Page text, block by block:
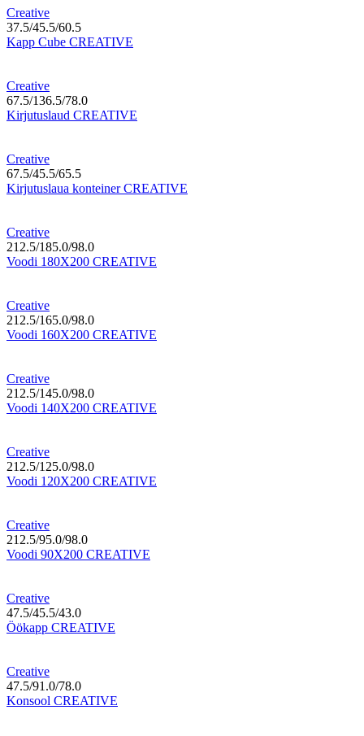
Creative
37.5/45.5/60.5
Kapp Cube CREATIVE
Creative
67.5/136.5/78.0
Kirjutuslaud CREATIVE
Creative
67.5/45.5/65.5
Kirjutuslaua konteiner CREATIVE
Creative
212.5/185.0/98.0
Voodi 180X200 CREATIVE
Creative
212.5/165.0/98.0
Voodi 160X200 CREATIVE
Creative
212.5/145.0/98.0
Voodi 140X200 CREATIVE
Creative
212.5/125.0/98.0
Voodi 120X200 CREATIVE
Creative
212.5/95.0/98.0
Voodi 90X200 CREATIVE
Creative
47.5/45.5/43.0
Öökapp CREATIVE
Creative
47.5/91.0/78.0
Konsool CREATIVE